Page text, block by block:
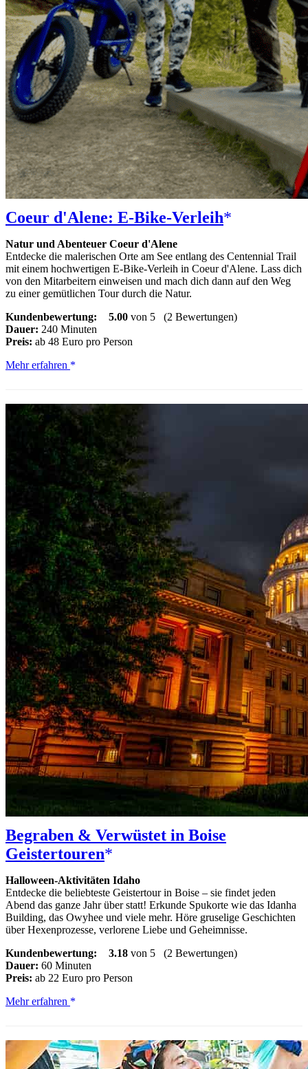
Coeur d'Alene: E-Bike-Verleih
Natur und Abenteuer Coeur d'Alene
Entdecke die malerischen Orte am See entlang des Centennial Trail
mit einem hochwertigen E-Bike-Verleih in Coeur d'Alene. Lass dich
von den Mitarbeitern einweisen und mach dich dann auf den Weg
zu einer gemütlichen Tour durch die Natur.
Kundenbewertung:
5.00 von 5 (2 Bewertungen)
Dauer: 240 Minuten
Preis: ab 48 Euro pro Person
Coeur
Bike-
Verleih
Mehr erfahren
Begraben & Verwüstet in Boise
Geistertouren
Halloween-Aktivitäten Idaho
Entdecke die beliebteste Geistertour in Boise – sie findet jeden
Abend das ganze Jahr über statt! Erkunde Spukorte wie das Idanha
Building, das Owyhee und viele mehr. Höre gruselige Geschichten
über Hexenprozesse, verlorene Liebe und Geheimnisse.
Kundenbewertung:
3.18 von 5 (2 Bewertungen)
Dauer: 60 Minuten
Preis: ab 22 Euro pro Person
Begraben
in
Boise
Geistertouren
Mehr erfahren